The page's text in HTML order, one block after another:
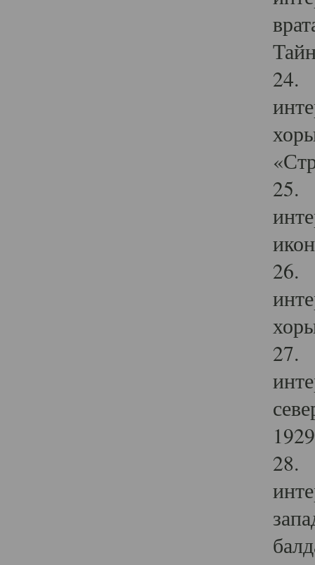
24.
25.
26.
27.
28.